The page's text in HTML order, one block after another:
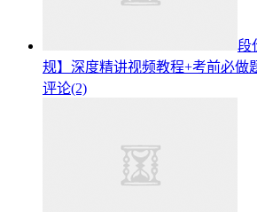
段
规】深度精讲视频教程+考前必做
评论(2)